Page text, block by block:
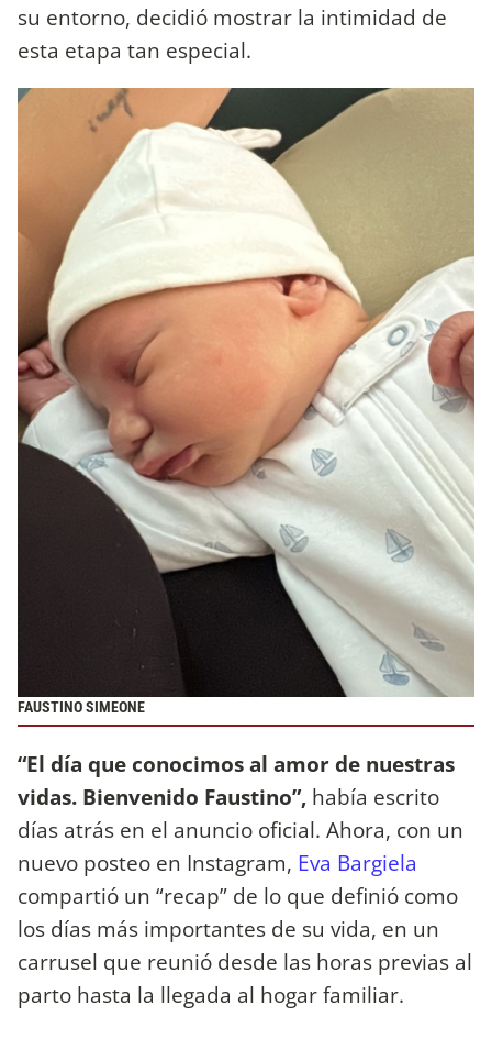
su entorno, decidió mostrar la intimidad de
esta etapa tan especial.
FAUSTINO SIMEONE
“El día que conocimos al amor de nuestras
vidas. Bienvenido Faustino”, había escrito
días atrás en el anuncio oficial. Ahora, con un
nuevo posteo en Instagram, Eva Bargiela
compartió un “recap” de lo que definió como
los días más importantes de su vida, en un
carrusel que reunió desde las horas previas al
parto hasta la llegada al hogar familiar.